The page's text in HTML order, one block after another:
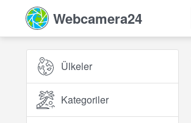
Webcamera24
Ülkeler
Kategoriler